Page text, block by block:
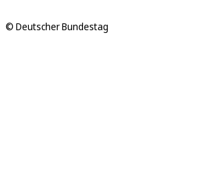
© Deutscher Bundestag